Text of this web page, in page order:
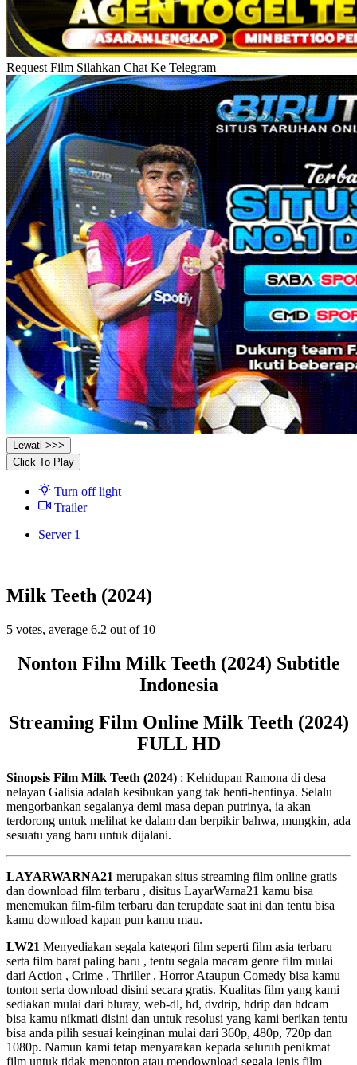
Request Film Silahkan Chat Ke Telegram
Lewati >>>
Click To Play
Turn off light
Trailer
Server 1
Milk Teeth (2024)
5 votes, average 6.2 out of 10
Nonton Film Milk Teeth (2024) Subtitle
Indonesia
Streaming Film Online Milk Teeth (2024)
FULL HD
Sinopsis Film Milk Teeth (2024) : Kehidupan Ramona di desa
nelayan Galisia adalah kesibukan yang tak henti-hentinya. Selalu
mengorbankan segalanya demi masa depan putrinya, ia akan
terdorong untuk melihat ke dalam dan berpikir bahwa, mungkin, ada
sesuatu yang baru untuk dijalani.
LAYARWARNA21 merupakan situs streaming film online gratis
dan download film terbaru , disitus LayarWarna21 kamu bisa
menemukan film-film terbaru dan terupdate saat ini dan tentu bisa
kamu download kapan pun kamu mau.
LW21 Menyediakan segala kategori film seperti film asia terbaru
serta film barat paling baru , tentu segala macam genre film mulai
dari Action , Crime , Thriller , Horror Ataupun Comedy bisa kamu
tonton serta download disini secara gratis. Kualitas film yang kami
sediakan mulai dari bluray, web-dl, hd, dvdrip, hdrip dan hdcam
bisa kamu nikmati disini dan untuk resolusi yang kami berikan tentu
bisa anda pilih sesuai keinginan mulai dari 360p, 480p, 720p dan
1080p. Namun kami tetap menyarakan kepada seluruh penikmat
film untuk tidak menonton atau mendownload segala jenis film